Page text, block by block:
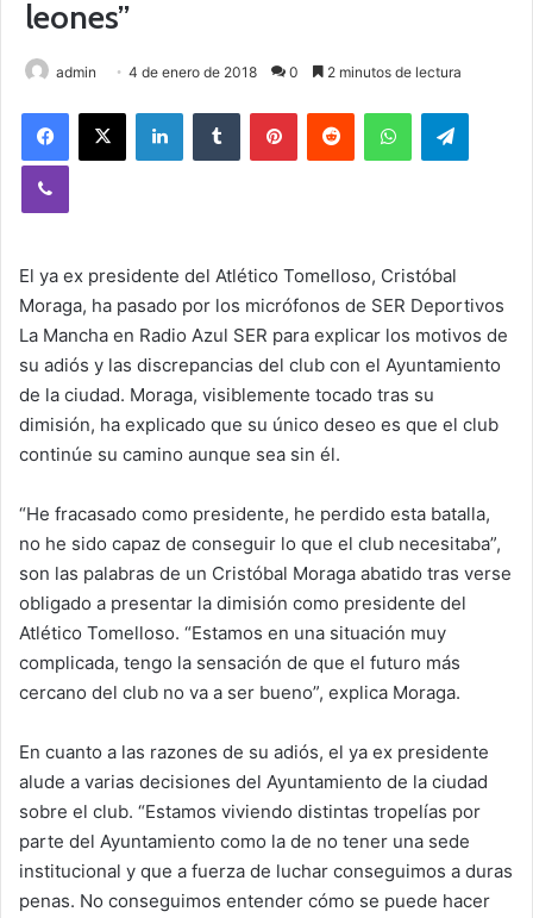
leones”
admin 4 de enero de 2018 0 2 minutos de lectura
El ya ex presidente del Atlético Tomelloso, Cristóbal
Moraga, ha pasado por los micrófonos de SER Deportivos
La Mancha en Radio Azul SER para explicar los motivos de
su adiós y las discrepancias del club con el Ayuntamiento
de la ciudad. Moraga, visiblemente tocado tras su
dimisión, ha explicado que su único deseo es que el club
continúe su camino aunque sea sin él.
“He fracasado como presidente, he perdido esta batalla,
no he sido capaz de conseguir lo que el club necesitaba”,
son las palabras de un Cristóbal Moraga abatido tras verse
obligado a presentar la dimisión como presidente del
Atlético Tomelloso. “Estamos en una situación muy
complicada, tengo la sensación de que el futuro más
cercano del club no va a ser bueno”, explica Moraga.
En cuanto a las razones de su adiós, el ya ex presidente
alude a varias decisiones del Ayuntamiento de la ciudad
sobre el club. “Estamos viviendo distintas tropelías por
parte del Ayuntamiento como la de no tener una sede
institucional y que a fuerza de luchar conseguimos a duras
penas. No conseguimos entender cómo se puede hacer